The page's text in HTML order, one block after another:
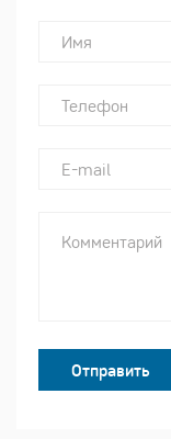
Отправить